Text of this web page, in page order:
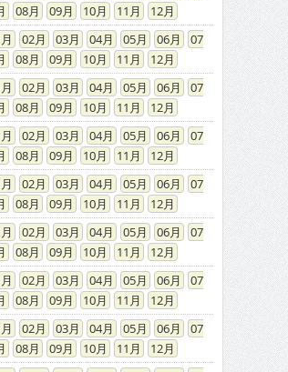
08
09 10 11
12
02 03 04 05 06
07
08
09 10 11
12
02 03 04 05 06
07
08
09 10 11
12
02 03 04 05 06
07
08
09 10 11
12
02 03 04 05 06
07
08
09 10 11
12
02 03 04 05 06
07
08
09 10 11
12
02 03 04 05 06
07
08
09 10 11
12
02 03 04 05 06
07
08
09 10 11
12